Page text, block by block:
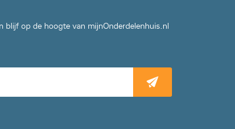
blijf op de hoogte van mijnOnderdelenhuis.nl